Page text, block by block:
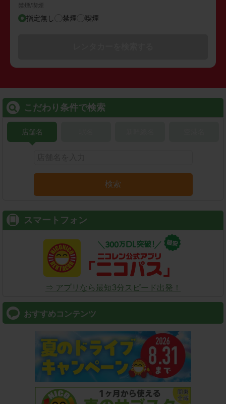
禁煙/喫煙
指定無し 禁煙 喫煙
こだわり条件で検索
店舗名
検索
スマートフォン
⇒ アプリなら最短3分スピード出発！
おすすめコンテンツ